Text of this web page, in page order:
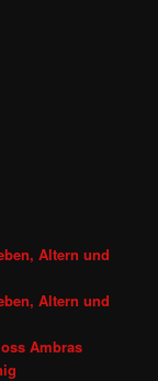
Altern und
Altern und
Ambras